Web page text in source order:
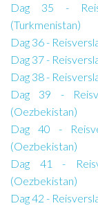
Dag 35 -
(Turkmenistan)
Dag 36 -
Dag 37 -
Dag 38 -
Dag 39 -
(Oezbekistan)
Dag 40 -
(Oezbekistan)
Dag 41 -
(Oezbekistan)
Dag 42 -